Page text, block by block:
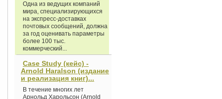
Одна из ведущих компаний
мира, специализирующихся
на экспресс-доставках
почтовых сообщений, должна
за год оценивать параметры
более 100 тыс.
коммерческий...
Case Study (кейс) -
Arnold Haralson (издание
и реализация книг)...
В течение многих лет
Арнольд Харольсон (Arnold